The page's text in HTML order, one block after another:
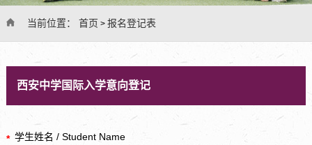
当前位置： 首页 > 报名登记表
西安中学国际入学意向登记
学生姓名 / Student Name
*